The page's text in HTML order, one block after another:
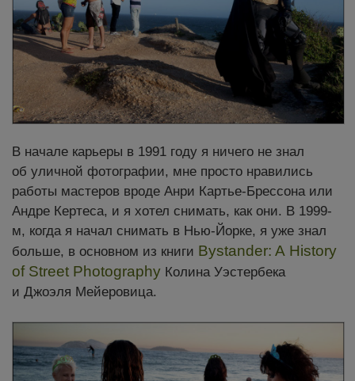
В начале карьеры в 1991 году я ничего не знал
об уличной фотографии, мне просто нравились
работы мастеров вроде Анри Картье-Брессона или
Андре Кертеса, и я хотел снимать, как они. В 1999-
м, когда я начал снимать в Нью-Йорке, я уже знал
больше, в основном из книги Bystander: A History
of Street Photography Колина Уэстербека
и Джоэля Мейеровица.